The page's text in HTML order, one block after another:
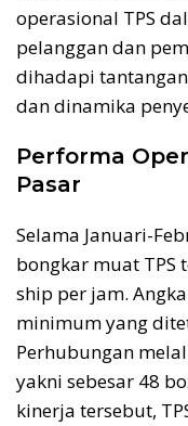
operasional TPS
pelanggan dan
dihadapi
dan dinamika
Performa
Pasar
Selama Januari-
bongkar muat TPS
ship per jam.
minimum yang
Perhubungan
yakni sebesar 48
kinerja tersebut,